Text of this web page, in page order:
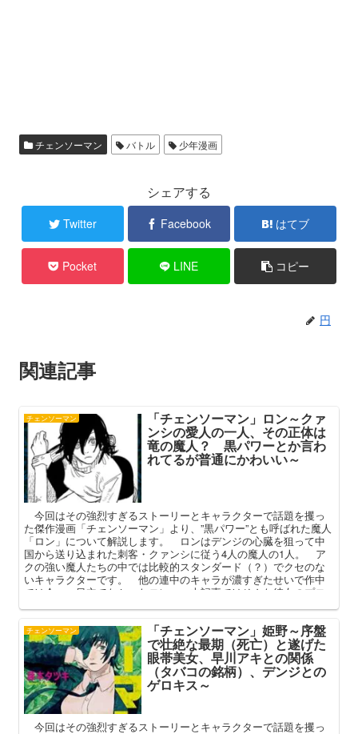
チェンソーマン バトル 少年漫画
シェアする
Twitter Facebook はてブ
Pocket LINE コピー
円
関連記事
チェンソーマン 「チェンソーマン」ロン～クァ
ンシの愛人の一人、その正体は
竜の魔人？ 黒パワーとか言わ
れてるが普通にかわいい～
今回はその強烈すぎるストーリーとキャラクターで話題を攫っ
た傑作漫画「チェンソーマン」より、”黒パワー”とも呼ばれた魔人
「ロン」について解説します。 ロンはデンジの心臓を狙って中
国から送り込まれた刺客・クァンシに従う4人の魔人の1人。 ア
クの強い魔人たちの中では比較的スタンダード（？）でクセのな
いキャラクターです。 他の連中のキャラが濃すぎたせいで作中
では今一つ目立てなかったロン。 本記事ではそんな彼女のプロ
チェンソーマン 「チェンソーマン」姫野～序盤
で壮絶な最期（死亡）と遂げた
眼帯美女、早川アキとの関係
（タバコの銘柄）、デンジとの
ゲロキス～
今回はその強烈すぎるストーリーとキャラクターで話題を攫っ